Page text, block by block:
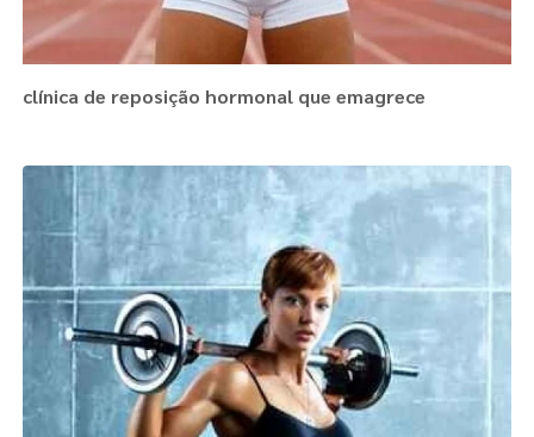
clínica de reposição hormonal que emagrece